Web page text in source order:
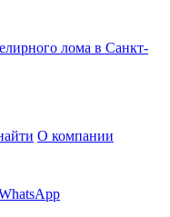
лома в Санкт-
О компании